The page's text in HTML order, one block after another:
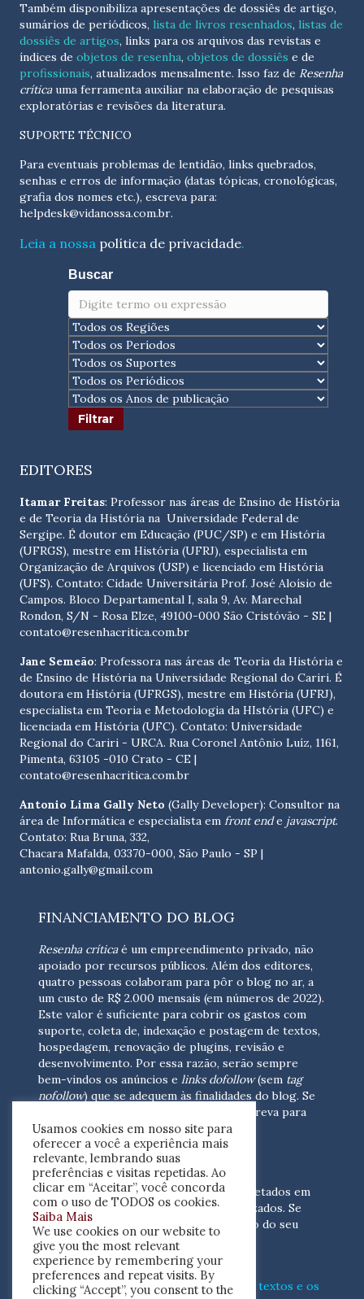
Também disponibiliza apresentações de dossiês de artigo,
sumários de periódicos, lista de livros resenhados, listas de
dossiês de artigos, links para os arquivos das revistas e
índices de objetos de resenha, objetos de dossiês e de
profissionais, atualizados mensalmente. Isso faz de Resenha
críticauma ferramenta auxiliar na elaboração de pesquisas
exploratórias e revisões da literatura.
SUPORTE TÉCNICO
Para eventuais problemas de lentidão, links quebrados,
senhas e erros de informação (datas tópicas, cronológicas,
helpdesk@vidanossa.com.br.
Leia a nossa política de privacidade.
Buscar
EDITORES
Itamar Freitas: Professor nas áreas de Ensino de História
e de Teoria da História na Universidade Federal de
Sergipe. É doutor em Educação (PUC/SP) e em História
(UFRGS), mestre em História (UFRJ), especialista em
Organização de Arquivos (USP) e licenciado em História
(UFS). Contato: Cidade Universitária Prof. José Aloísio de
Campos. Bloco Departamental I, sala 9, Av. Marechal
Rondon, S/N - Rosa Elze, 49100-000 São Cristóvão - SE |
contato@resenhacritica.com.br
Jane Semeão: Professora nas áreas de Teoria da História e
de Ensino de História na Universidade Regional do Cariri. É
doutora em História (UFRGS), mestre em História (UFRJ),
especialista em Teoria e Metodologia da HIstória (UFC) e
licenciada em História (UFC). Contato: Universidade
Regional do Cariri - URCA. Rua Coronel Antônio Luíz, 1161,
Pimenta, 63105 -010 Crato - CE |
contato@resenhacritica.com.br
Antonio Lima Gally Neto (Gally Developer): Consultor na
área de Informática e especialista em front ende javascript.
Contato: Rua Bruna, 332,
Chacara Mafalda, 03370-000, São Paulo - SP |
antonio.gally@gmail.com
FINANCIAMENTO DO BLOG
Resenha críticaé um empreendimento privado, não
apoiado por recursos públicos. Além dos editores,
quatro pessoas colaboram para pôr o blog no ar, a
um custo de R$ 2.000 mensais (em números de 2022).
Este valor é suficiente para cobrir os gastos com
suporte, coleta de, indexação e postagem de textos,
hospedagem, renovação de plugins, revisão e
desenvolvimento. Por essa razão, serão sempre
bem-vindos os anúncios e links dofollow(sem tag
nofollow) que se adequem às finalidades do blog. Se
escreva para
nós(contato@resenhacritica.com.br)
FONTES E ACERVO
As resenhas, dossiês e sumários são coletados em
periódicos acadêmicos e sites especializados. Se
você tem interesse em divulgar o acervo do seu
periódico, escreva para nós
(contato@resenhacritica.com.br)
Conheça omodocomo processamos os textos e os
Usamos cookies em nosso site para
oferecer a você a experiência mais
relevante, lembrando suas
preferências e visitas repetidas. Ao
clicar em “Aceitar”, você concorda
com o uso de TODOS os cookies.
Saiba Mais
We use cookies on our website to
give you the most relevant
experience by remembering your
preferences and repeat visits. By
clicking “Accept”, you consent to the